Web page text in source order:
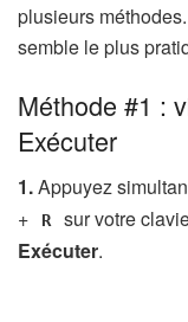
plusieurs
semble le plus
Méthode #1 :
Exécuter
1.Appuyez
+ R
sur votre
Exécuter.